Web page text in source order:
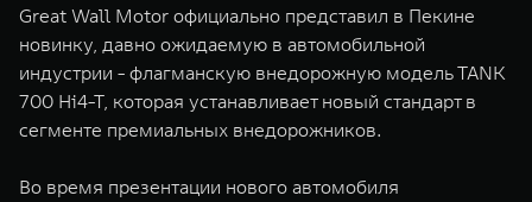
Great Wall Motor официально представил в Пекине
новинку, давно ожидаемую в автомобильной
индустрии - флагманскую внедорожную модель TANK
700 Hi4-T, которая устанавливает новый стандарт в
сегменте премиальных внедорожников.
Во время презентации нового автомобиля